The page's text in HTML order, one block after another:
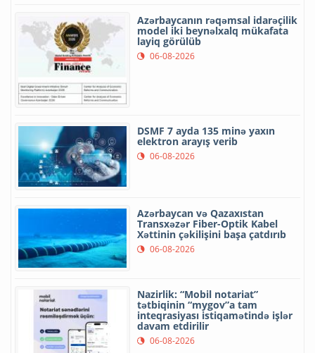
Azərbaycanın rəqəmsal idarəçilik
model iki beynəlxalq mükafata
layiq görülüb
06-08-2026
DSMF 7 ayda 135 minə yaxın
elektron arayış verib
06-08-2026
Azərbaycan və Qazaxıstan
Transxəzər Fiber-Optik Kabel
Xəttinin çəkilişini başa çatdırıb
06-08-2026
Nazirlik: “Mobil notariat”
tətbiqinin “mygov”a tam
inteqrasiyası istiqamətində işlər
davam etdirilir
06-08-2026